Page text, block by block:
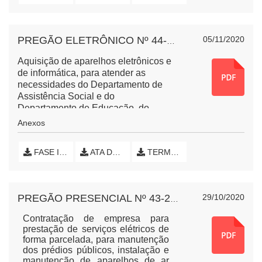
05/11/2020
Aquisição de aparelhos eletrônicos e
de informática, para atender as
necessidades do Departamento de
Assistência Social e do
Departamento de Educação, do
Município de Nova Esperança do
Sudoeste, Paraná.
Anexos
FASE INTERNA (INICIAL) ATA DE SESSÃO PÚBLICA TERMO DE HOMOLOGAÇÃO E EXTRATO DE CONTRATO
29/10/2020
Contratação de empresa para
prestação de serviços elétricos de
forma parcelada, para manutenção
dos prédios públicos, instalação e